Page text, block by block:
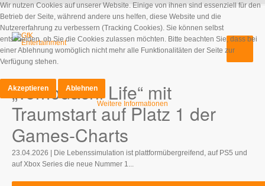
„Tomodachi Life“ mit
Traumstart auf Platz 1 der
Games-Charts
23.04.2026 | Die Lebenssimulation ist plattformübergreifend, auf PS5 und
auf Xbox Series die neue Nummer 1...
Wir nutzen Cookies auf unserer Website. Einige von ihnen sind essenziell für den
Betrieb der Seite, während andere uns helfen, diese Website und die
Nutzererfahrung zu verbessern (Tracking Cookies). Sie können selbst
entscheiden, ob Sie die Cookies zulassen möchten. Bitte beachten Sie, dass bei
einer Ablehnung womöglich nicht mehr alle Funktionalitäten der Seite zur
Verfügung stehen.
Akzeptieren
Ablehnen
Weitere Informationen